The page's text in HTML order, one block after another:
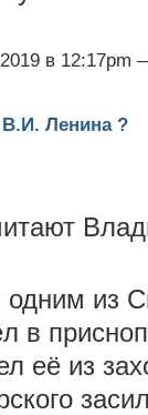
в 12:17pm
В.И. Ленина ?
из
в
её из